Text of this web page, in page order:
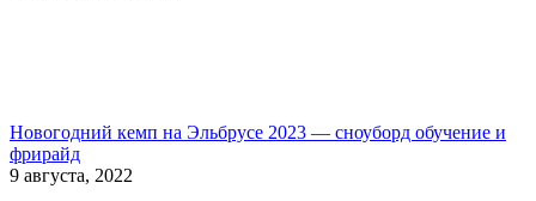
Новогодний кемп на Эльбрусе 2023 — сноуборд обучение и
фрирайд
9 августа, 2022